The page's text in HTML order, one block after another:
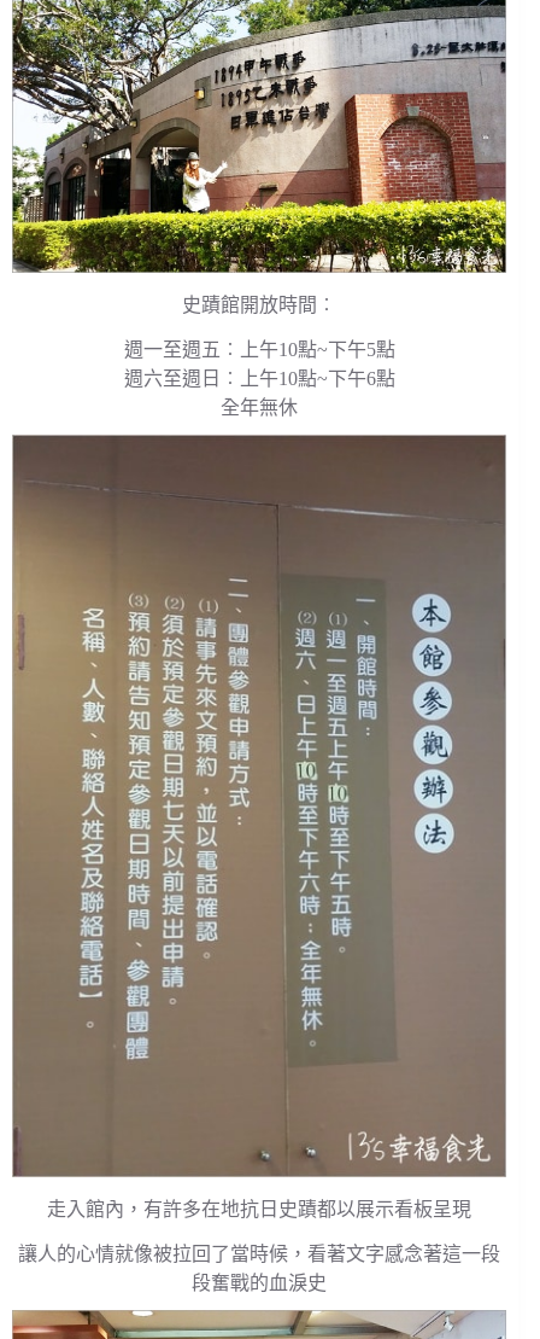
史蹟館開放時間︰
週一至週五︰上午10點~下午5點
週六至週日︰上午10點~下午6點
全年無休
走入館內，有許多在地抗日史蹟都以展示看板呈現
讓人的心情就像被拉回了當時候，看著文字感念著這一段
段奮戰的血淚史